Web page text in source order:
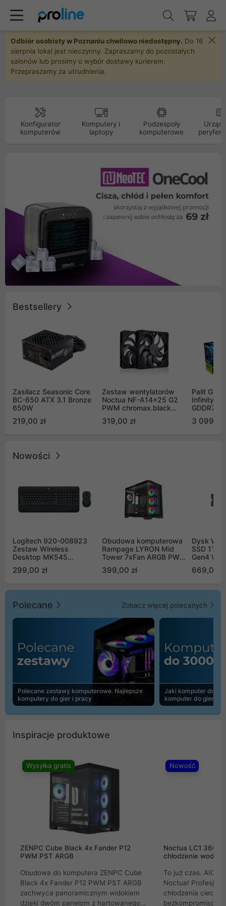
Odbiór osobisty w Poznaniu chwilowo niedostępny. Do 16
sierpnia lokal jest nieczynny. Zapraszamy do pozostałych
salonów lub prosimy o wybór dostawy kurierem.
Przepraszamy za utrudnienia.
Konfigurator
komputerów
Komputery i
laptopy
Podzespoły
komputerowe
Bestsellery
Zasilacz Seasonic Core
BC-650 ATX 3.1 Bronze
650W
219,00 zł
Zestaw wentylatorów
Noctua NF-A14x25 G2
PWM chromax.black
Push Pull (2szt)
319,00 zł
Palit
Infinity 3
GDDR7
GB2050S)
3 099,00
Nowości
Logitech 920-008923
Zestaw Wireless
Desktop MK545
299,00 zł
Obudowa komputerowa
Rampage LYRON Mid
Tower 7xFan ARGB PWM
399,00 zł
Dysk WD
SSD 1TB
Gen4
669,00
Polecane Zobacz więcej polecanych
Polecane zestawy komputerowe. Najlepsze
komputery do gier i pracy
Jaki komputer do
komputer do gier |
Inspiracje produktowe
Wysyłka gratis
ZENPC Cube Black 4x Fander P12
PWM PST ARGB
Obudowa do komputera ZENPC Cube
Black 4x Fander P12 PWM PST ARGB
zachwyca panoramicznym widokiem
dzięki dwóm panelom z hartowanego
Nowość
Noctua LC1
chłodzenie wodne
To już czas. AIO
Noctua!
chłodzenia cieczą